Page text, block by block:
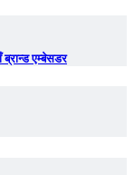
एम्बेसडर